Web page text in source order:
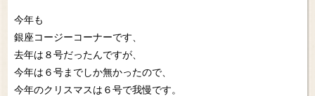
今年も
銀座コージーコーナーです、
去年は８号だったんですが、
今年は６号までしか無かったので、
今年のクリスマスは６号で我慢です。